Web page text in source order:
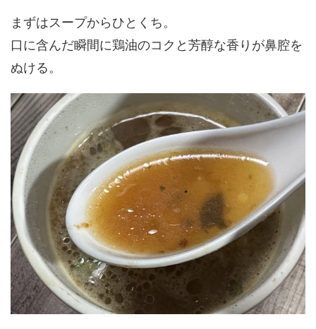
まずはスープからひとくち。
口に含んだ瞬間に鶏油のコクと芳醇な香りが鼻腔を
ぬける。